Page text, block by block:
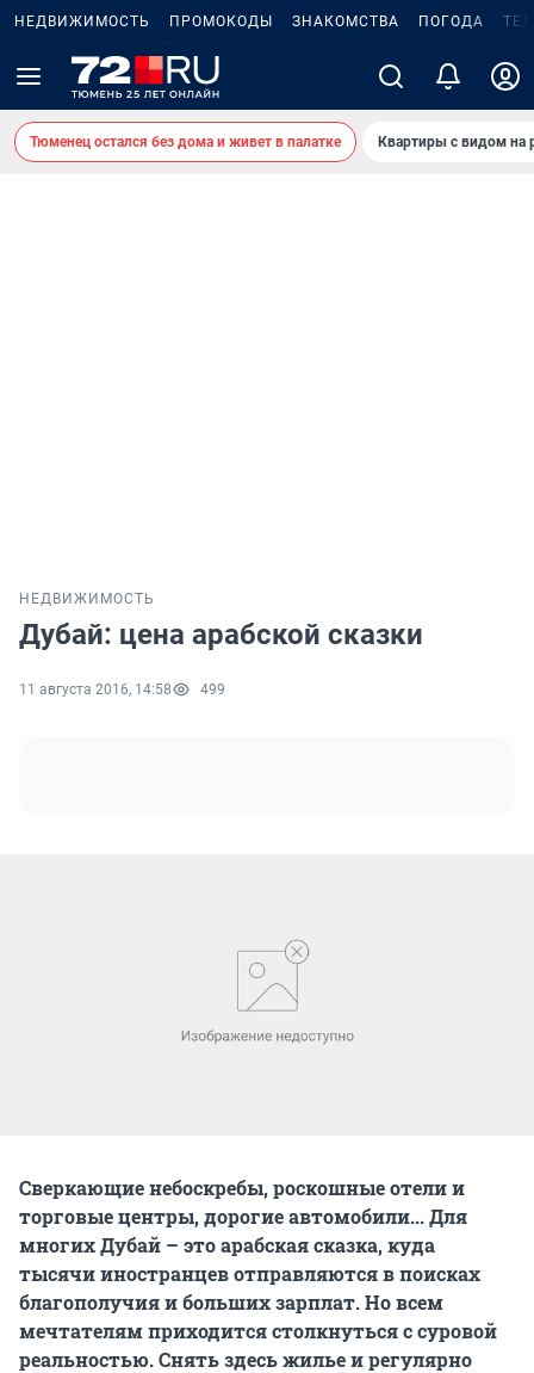
НЕДВИЖИМОСТЬ ПРОМОКОДЫ ЗНАКОМСТВА ПОГОДА
Тюменец остался без дома и живет в палатке Квартиры с видом на
НЕДВИЖИМОСТЬ
Дубай: цена арабской сказки
11 августа 2016, 14:58 499
Сверкающие небоскребы, роскошные отели и
торговые центры, дорогие автомобили... Для
многих Дубай – это арабская сказка, куда
тысячи иностранцев отправляются в поисках
благополучия и больших зарплат. Но всем
мечтателям приходится столкнуться с суровой
реальностью. Снять здесь жилье и регулярно